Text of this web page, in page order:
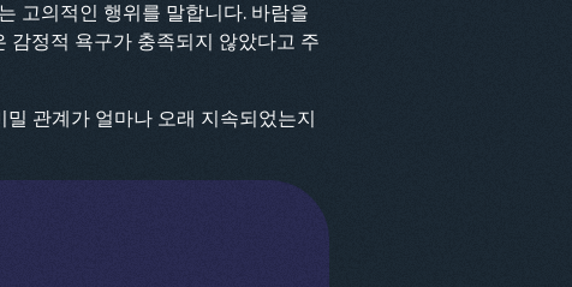
고의적인 행위를 말합니다. 바람을
감정적 욕구가 충족되지 않았다고 주
관계가 얼마나 오래 지속되었는지